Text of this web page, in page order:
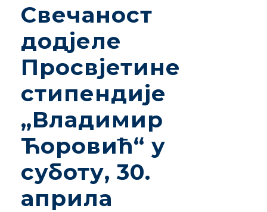
Свечаност
додјеле
Просвјетине
стипендије
„Владимир
Ћоровић“ у
суботу, 30.
априла